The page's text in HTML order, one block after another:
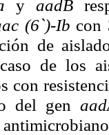
y aadB
(6`)-Ib
de
de los
con
del gen